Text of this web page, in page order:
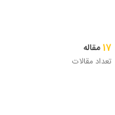
17 مقاله
تعداد مقالات